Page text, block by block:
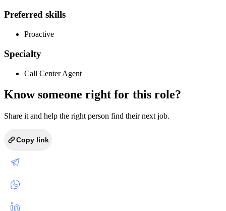
Preferred skills
Proactive
Specialty
Call Center Agent
Know someone right for this role?
Share it and help the right person find their next job.
Copy link